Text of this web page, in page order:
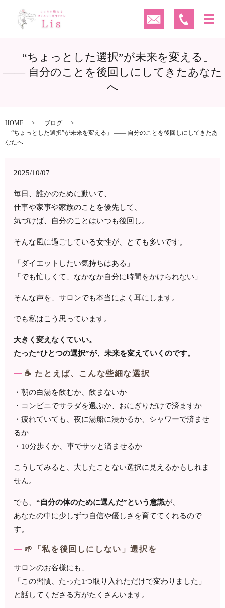
「“ちょっとした選択”が未来を変える」
—— 自分のことを後回しにしてきたあなた
へ
HOME
ブログ
「“ちょっとした選択”が未来を変える」 —— 自分のことを後回しにしてきたあ
なたへ
2025/10/07
毎日、誰かのために動いて、
仕事や家事や家族のことを優先して、
気づけば、自分のことはいつも後回し。
そんな風に過ごしている女性が、とても多いです。
「ダイエットしたい気持ちはある」
「でも忙しくて、なかなか自分に時間をかけられない」
そんな声を、サロンでも本当によく耳にします。
でも私はこう思っています。
大きく変えなくていい。
たった“ひとつの選択”が、未来を変えていくのです。
☕ たとえば、こんな些細な選択
・朝の白湯を飲むか、飲まないか
・コンビニでサラダを選ぶか、おにぎりだけで済ますか
・疲れていても、夜に湯船に浸かるか、シャワーで済ませ
るか
・10分歩くか、車でサッと済ませるか
こうしてみると、大したことない選択に見えるかもしれま
せん。
でも、“自分の体のために選んだ”という意識が、
あなたの中に少しずつ自信や優しさを育ててくれるので
す。
🌱「私を後回しにしない」選択を
サロンのお客様にも、
「この習慣、たった1つ取り入れただけで変わりました」
と話してくださる方がたくさんいます。